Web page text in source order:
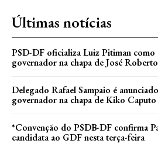
Últimas notícias
PSD-DF oficializa Luiz Pitiman como
governador na chapa de José
Delegado Rafael Sampaio é
governador na chapa de Kiko
*Convenção do PSDB-DF confirma
candidata ao GDF nesta terça-feira